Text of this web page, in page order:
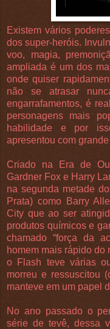
Existem vários
dos super-heróis.
voo, magia,
ampliada é um dos
onde quiser
não se atrasar
engarrafamentos, é
personagens mais
habilidade e por
apresentou com
Criado na Era de
Gardner Fox e Harry
na segunda metade
Prata) como Barry
City que ao ser
produtos químicos e
chamado “força da
homem mais rápido do
o Flash teve várias
morreu e ressuscitou
manteve em um papel
No ano passado o
série de tevê, dessa